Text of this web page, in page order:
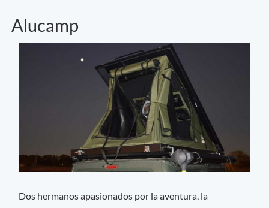
Alucamp
Dos hermanos apasionados por la aventura, la